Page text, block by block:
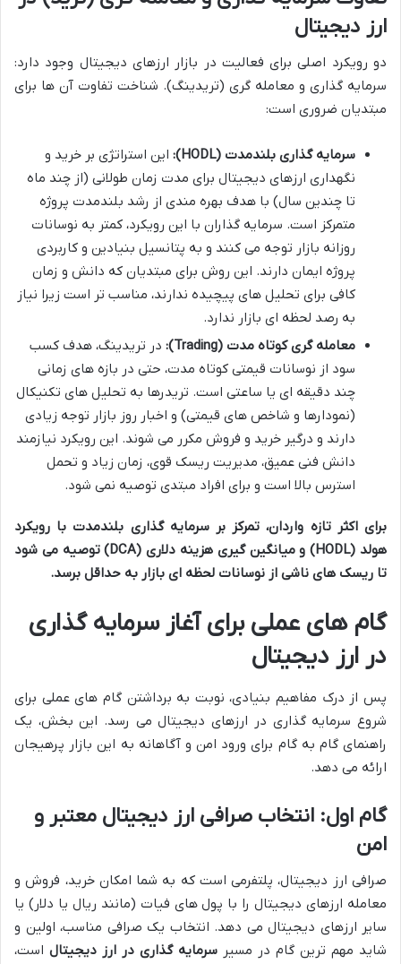
ارز دیجیتال
دو رویکرد اصلی برای فعالیت در بازار ارزهای دیجیتال وجود دارد:
سرمایه گذاری و معامله گری (تریدینگ). شناخت تفاوت آن ها برای
مبتدیان ضروری است:
سرمایه گذاری بلندمدت (HODL):
این استراتژی بر خرید و
نگهداری ارزهای دیجیتال برای مدت زمان طولانی (از چند ماه
تا چندین سال) با هدف بهره مندی از رشد بلندمدت پروژه
متمرکز است. سرمایه گذاران با این رویکرد، کمتر به نوسانات
روزانه بازار توجه می کنند و به پتانسیل بنیادین و کاربردی
پروژه ایمان دارند. این روش برای مبتدیان که دانش و زمان
کافی برای تحلیل های پیچیده ندارند، مناسب تر است زیرا نیاز
به رصد لحظه ای بازار ندارد.
معامله گری کوتاه مدت (Trading):
در تریدینگ، هدف کسب
سود از نوسانات قیمتی کوتاه مدت، حتی در بازه های زمانی
چند دقیقه ای یا ساعتی است. تریدرها به تحلیل های تکنیکال
(نمودارها و شاخص های قیمتی) و اخبار روز بازار توجه زیادی
دارند و درگیر خرید و فروش مکرر می شوند. این رویکرد نیازمند
دانش فنی عمیق، مدیریت ریسک قوی، زمان زیاد و تحمل
استرس بالا است و برای افراد مبتدی توصیه نمی شود.
برای اکثر تازه واردان، تمرکز بر سرمایه گذاری بلندمدت با رویکرد
هولد (HODL) و میانگین گیری هزینه دلاری (DCA) توصیه می شود
تا ریسک های ناشی از نوسانات لحظه ای بازار به حداقل برسد.
گام های عملی برای آغاز سرمایه گذاری
در ارز دیجیتال
پس از درک مفاهیم بنیادی، نوبت به برداشتن گام های عملی برای
شروع سرمایه گذاری در ارزهای دیجیتال می رسد. این بخش، یک
راهنمای گام به گام برای ورود امن و آگاهانه به این بازار پرهیجان
ارائه می دهد.
گام اول: انتخاب صرافی ارز دیجیتال معتبر و
امن
صرافی ارز دیجیتال، پلتفرمی است که به شما امکان خرید، فروش و
معامله ارزهای دیجیتال را با پول های فیات (مانند ریال یا دلار) یا
سایر ارزهای دیجیتال می دهد. انتخاب یک صرافی مناسب، اولین و
شاید مهم ترین گام در مسیر سرمایه گذاری در ارز دیجیتال است،